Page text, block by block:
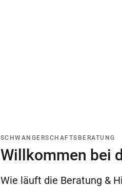
SCHWANGERSCHAFTSBERATUNG
Willkommen bei
Wie läuft die Beratung &